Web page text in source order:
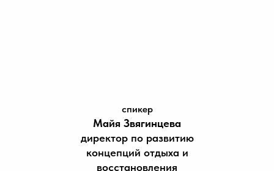
спикер
Майя Звягинцева
директор по развитию
концепций отдыха и
восстановления